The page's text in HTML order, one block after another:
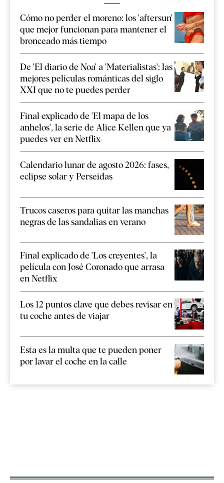
Cómo no perder el moreno: los 'aftersun'
que mejor funcionan para mantener el
bronceado más tiempo
De 'El diario de Noa' a 'Materialistas': las
mejores películas románticas del siglo
XXI que no te puedes perder
Final explicado de 'El mapa de los
anhelos', la serie de Alice Kellen que ya
puedes ver en Netflix
Calendario lunar de agosto 2026: fases,
eclipse solar y Perseidas
Trucos caseros para quitar las manchas
negras de las sandalias en verano
Final explicado de 'Los creyentes', la
película con José Coronado que arrasa
en Netflix
Los 12 puntos clave que debes revisar en
tu coche antes de viajar
Esta es la multa que te pueden poner
por lavar el coche en la calle